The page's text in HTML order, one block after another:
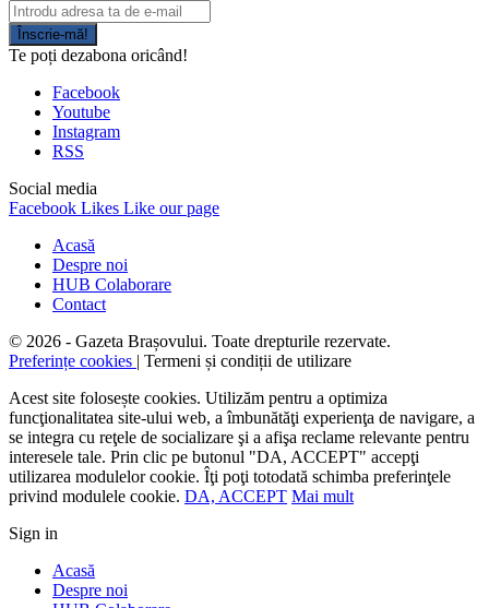
Înscrie-mă!
Te poți dezabona oricând!
Facebook
Youtube
Instagram
RSS
Social media
Facebook Likes Like our page
Acasă
Despre noi
HUB Colaborare
Contact
© 2026 - Gazeta Brașovului. Toate drepturile rezervate.
Preferințe cookies | Termeni și condiții de utilizare
Acest site folosește cookies. Utilizăm pentru a optimiza
funcţionalitatea site-ului web, a îmbunătăţi experienţa de navigare, a
se integra cu reţele de socializare şi a afişa reclame relevante pentru
interesele tale. Prin clic pe butonul "DA, ACCEPT" accepţi
utilizarea modulelor cookie. Îţi poţi totodată schimba preferinţele
privind modulele cookie. DA, ACCEPT Mai mult
Sign in
Acasă
Despre noi